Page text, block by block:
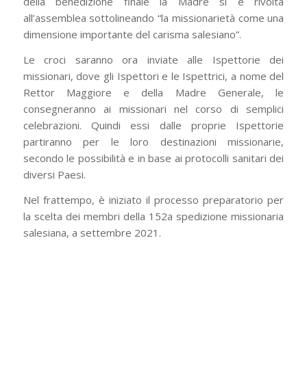
all’assemblea sottolineando “la missionarietà come una
dimensione importante del carisma salesiano”.
Le croci saranno ora inviate alle Ispettorie dei
missionari, dove gli Ispettori e le Ispettrici, a nome del
Rettor Maggiore e della Madre Generale, le
consegneranno ai missionari nel corso di semplici
celebrazioni. Quindi essi dalle proprie Ispettorie
partiranno per le loro destinazioni missionarie,
secondo le possibilità e in base ai protocolli sanitari dei
diversi Paesi.
Nel frattempo, è iniziato il processo preparatorio per
la scelta dei membri della 152a spedizione missionaria
salesiana, a settembre 2021.